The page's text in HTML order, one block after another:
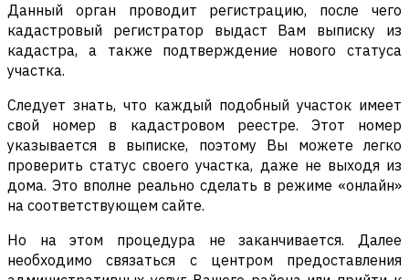
Данный орган проводит регистрацию, после чего
кадастровый регистратор выдаст Вам выписку из
кадастра, а также подтверждение нового статуса
участка.
Следует знать, что каждый подобный участок имеет
свой номер в кадастровом реестре. Этот номер
указывается в выписке, поэтому Вы можете легко
проверить статус своего участка, даже не выходя из
дома. Это вполне реально сделать в режиме «онлайн»
на соответствующем сайте.
Но на этом процедура не заканчивается. Далее
необходимо связаться с центром предоставления